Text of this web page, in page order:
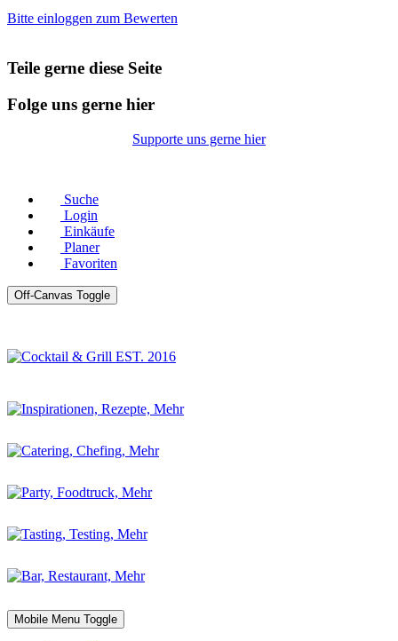
Bitte einloggen zum Bewerten
Teile gerne diese Seite
Folge uns gerne hier
Supporte uns gerne hier
Suche
Login
Einkäufe
Planer
Favoriten
Off-Canvas Toggle
Mobile Menu Toggle